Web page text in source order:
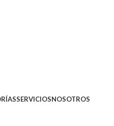
SERVICIOSNOSOTROS